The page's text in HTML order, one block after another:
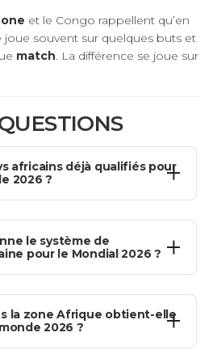
et le Congo rappellent qu’en
joue souvent sur quelques buts et
match. La différence se joue sur
africains déjà qualifiés pour
2026 ?
sont déjà qualifiées en tant que
Égypte, Sénégal, Afrique du Sud,
Algérie, Tunisie et Ghana.
la zone Afrique aux barrages
2026 pour une dixième place
sont définitifs depuis novembre
le système de
pour le Mondial 2026 ?
en neuf groupes de six
de groupe obtient une
neuf billets au total. Les quatre
ensuite des barrages
la zone Afrique obtient-elle
2026 ?